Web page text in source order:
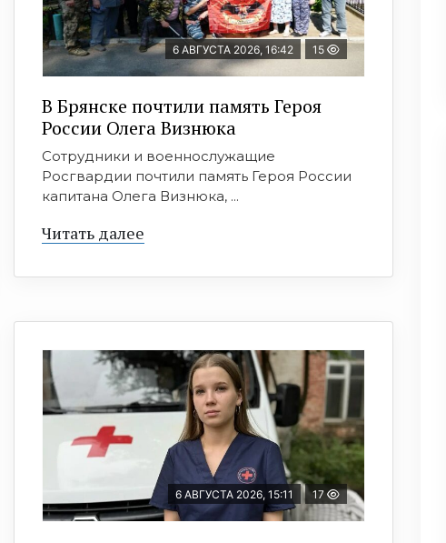
6 АВГУСТА 2026, 16:42 15
В Брянске почтили память Героя
России Олега Визнюка
Сотрудники и военнослужащие
Росгвардии почтили память Героя России
капитана Олега Визнюка, ...
Читать далее
6 АВГУСТА 2026, 15:11 17